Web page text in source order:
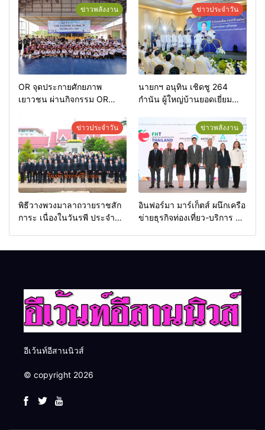
ข่าวพลังงาน
OR จุดประกายศักยภาพ
เยาวชน ผ่านกิจกรรม OR
ข่าวประจำวัน
นายกฯ อนุทิน เชิดชู 264
กำนัน ผู้ใหญ่บ้านยอดเยี่ยม
เกียรติยศแห่งการเสียสละ”
ข่าวประจำวัน
พิธีวางพวงมาลาถวายราชสัก
การะ เนื่องในวันรพี ประจำปี
ข่าวพลังงาน
อินฟอร์มา มาร์เก็ตส์ ผนึกเครือ
ข่ายธุรกิจท่องเที่ยว-บริการ จัด
อีเว้นท์อีสานนิวส์
© copyright 2026